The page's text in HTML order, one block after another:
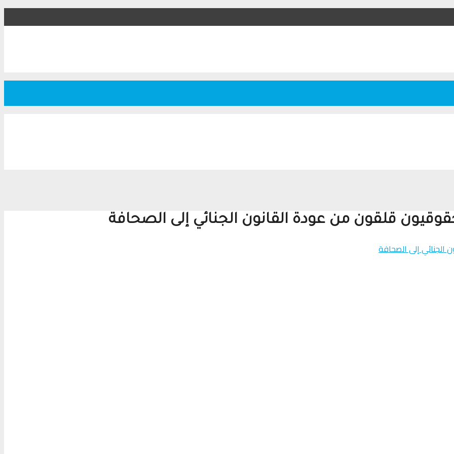
قلقون من عودة القانون الجنائي إلى الصحافة